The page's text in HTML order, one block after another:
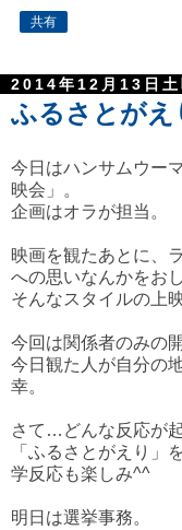
共有
2014年12月13日土
ふるさとがえ
今日はハンサムウー
映会」。
企画はオラが担当。
映画を観たあとに、
への思いなんかをお
そんなスタイルの上
今回は関係者のみの
今日観た人が自分の
幸。
さて…どんな反応が起
「ふるさとがえり」
学反応も楽しみ^^
明日は選挙事務。